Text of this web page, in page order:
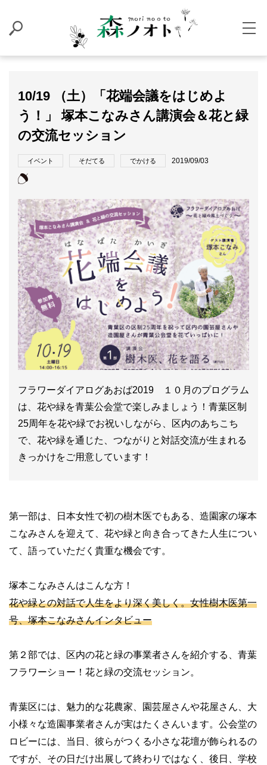
10/19 （土）「花端会議をはじめよ
う！」 塚本こなみさん講演会＆花と緑
の交流セッション
イベント そだてる でかける 2019/09/03
フラワーダイアログあおば2019 １０月のプログラム
は、花や緑を青葉公会堂で楽しみましょう！青葉区制
25周年を花や緑でお祝いしながら、区内のあちこち
で、花や緑を通じた、つながりと対話交流が生まれる
きっかけをご用意しています！
第一部は、日本女性で初の樹木医でもある、造園家の塚本
こなみさんを迎えて、花や緑と向き合ってきた人生につい
て、語っていただく貴重な機会です。
塚本こなみさんはこんな方！
花や緑との対話で人生をより深く美しく。女性樹木医第一
号、塚本こなみさんインタビュー
第２部では、区内の花と緑の事業者さんを紹介する、青葉
フラワーショー！花と緑の交流セッション。
青葉区には、魅力的な花農家、園芸屋さんや花屋さん、大
小様々な造園事業者さんが実はたくさんいます。公会堂の
ロビーには、当日、彼らがつくる小さな花壇が飾られるの
ですが、その日だけ出展して終わりではなく、後日、学校